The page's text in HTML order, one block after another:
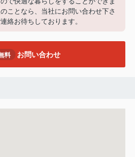
ことなら、当社にお問い合わせ下さ
絡お待ちしております。
料 お問い合わせ